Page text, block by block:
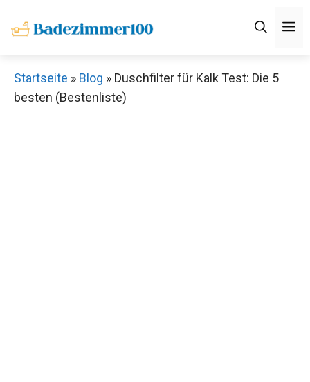
Inhalt
Startseite » Blog » Duschfilter für Kalk Test: Die 5
besten (Bestenliste)